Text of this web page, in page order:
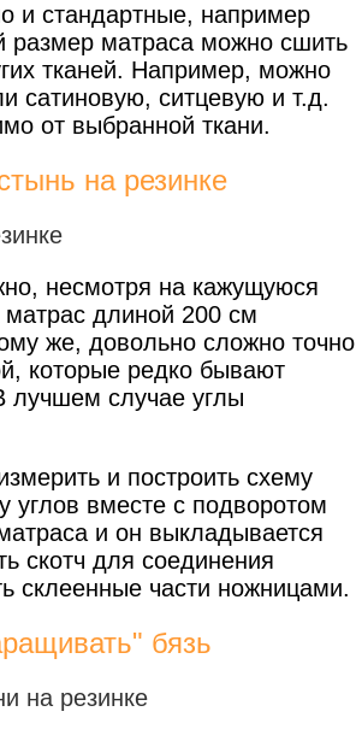
и стандартные, например
размер матраса можно сшить
тканей. Например, можно
сатиновую, ситцевую и т.д.
от выбранной ткани.
на резинке
несмотря на кажущуюся
длиной 200 см
же, довольно сложно точно
которые редко бывают
лучшем случае углы
и построить схему
углов вместе с подворотом
и он выкладывается
скотч для соединения
склеенные части ножницами.
бязь